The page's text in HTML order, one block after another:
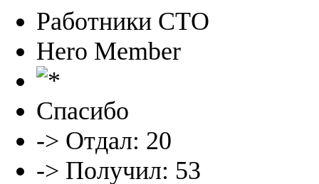
Работники СТО
Hero Member
Спасибо
-> Отдал: 20
-> Получил: 53